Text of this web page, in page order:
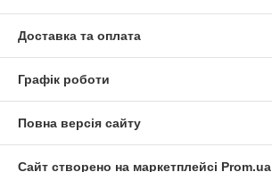
Доставка та оплата
Графік роботи
Повна версія сайту
Сайт створено на маркетплейсі Prom.ua